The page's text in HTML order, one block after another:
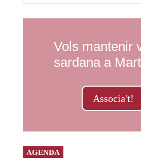
Vols mantenir
sardana a
Associa't!
AGENDA